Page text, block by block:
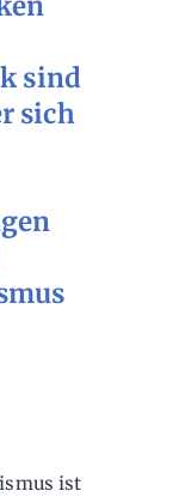
sind
sich
ist